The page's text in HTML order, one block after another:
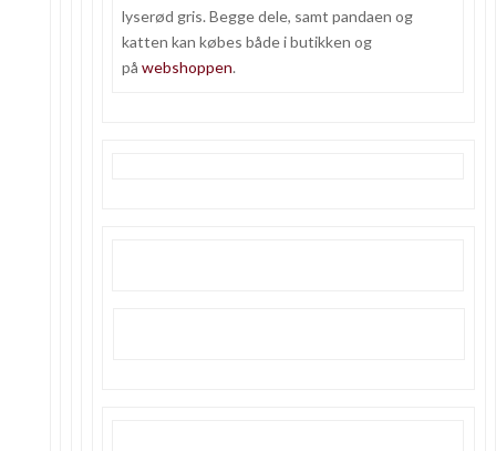
lyserød gris. Begge dele, samt pandaen og
katten kan købes både i butikken og
påwebshoppen.